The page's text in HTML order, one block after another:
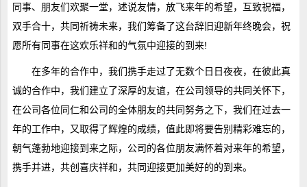
同事、朋友们欢聚一堂，述说友情，放飞来年的希望，互致祝福，
双手合十，共同祈祷未来，我们筹备了这台辞旧迎新年终晚会，祝
愿所有同事在这欢乐祥和的气氛中迎接的到来!
在多年的合作中，我们携手走过了无数个日日夜夜，在彼此真
诚的合作中，我们建立了深厚的友谊，在公司领导的共同关怀下，
在公司各位同仁和公司的全体朋友的共同努务之下，我们在过去一
年的工作中，又取得了辉煌的成绩，值此即将要告别精彩难忘的，
朝气蓬勃地迎接到来之际，公司的各位朋友满怀着对来年的希望，
携手并进，共创喜庆祥和，共同迎接更加美好的的到来。